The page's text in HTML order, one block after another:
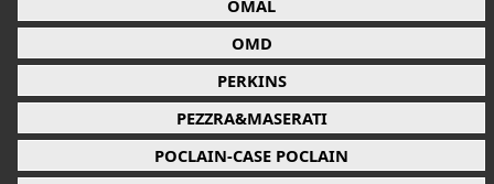
OMAL
OMD
PERKINS
PEZZRA&MASERATI
POCLAIN-CASE POCLAIN